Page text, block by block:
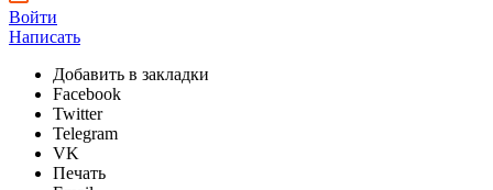
Войти
Написать
Добавить в закладки
Facebook
Twitter
Telegram
VK
Печать